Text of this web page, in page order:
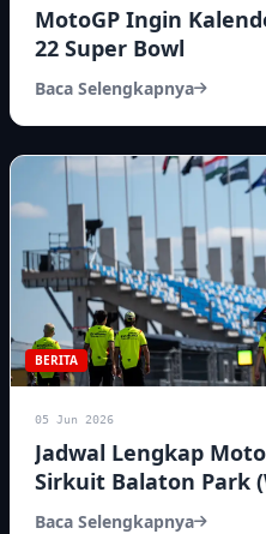
MotoGP Ingin
22 Super Bowl
Baca Selengkapnya
BERITA
05 Jun 2026
Jadwal Lengkap
Sirkuit Balaton Park
Baca Selengkapnya